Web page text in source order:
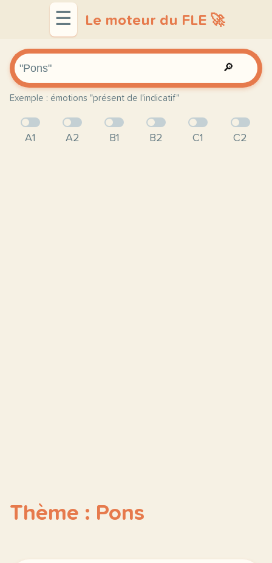
☰ Le moteur du FLE 🚀
🔎
Exemple : émotions "présent de l'indicatif"
A1 A2 B1 B2 C1 C2
Thème : Pons